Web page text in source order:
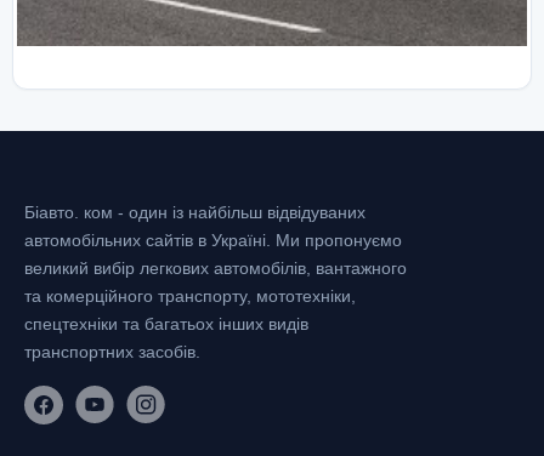
Біавто. ком - один із найбільш відвідуваних
автомобільних сайтів в Україні. Ми пропонуємо
великий вибір легкових автомобілів, вантажного
та комерційного транспорту, мототехніки,
спецтехніки та багатьох інших видів
транспортних засобів.